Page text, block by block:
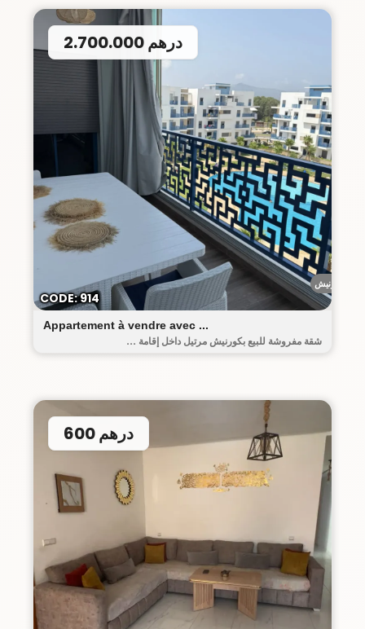
الكورنيش
Appartement à vendre avec ...
2.700.000 درهم
شقة مفروشة للبيع بكورنيش مرتيل داخل إقامة ...
CODE: 914
600 درهم